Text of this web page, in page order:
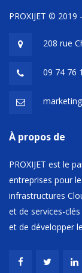
PROXIJET © 2019
208 rue
09 74 76
À propos de
PROXIJET est le
entreprises pour
infrastructures
et de services-
et de développer